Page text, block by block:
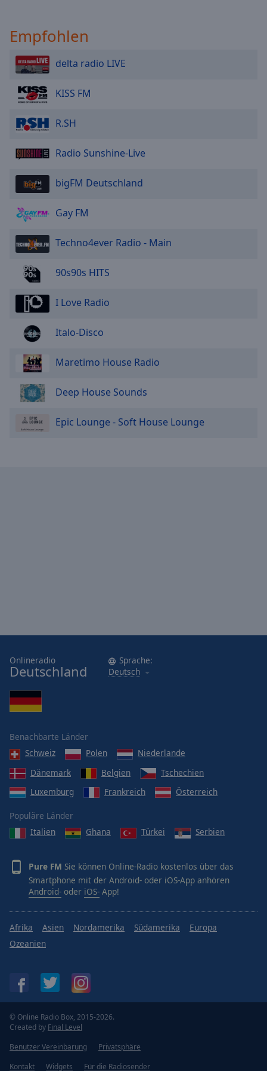
Empfohlen
delta radio LIVE
KISS FM
R.SH
Radio Sunshine-Live
bigFM Deutschland
Gay FM
Techno4ever Radio - Main
90s90s HITS
I Love Radio
Italo-Disco
Maretimo House Radio
Deep House Sounds
Epic Lounge - Soft House Lounge
Onlineradio
Deutschland
Sprache:
Deutsch
Benachbarte Länder
Schweiz
Polen
Niederlande
Dänemark
Belgien
Tschechien
Luxemburg
Frankreich Österreich
Populäre Länder
Italien
Ghana Türkei Serbien
Pure FM Sie können Online-Radio kostenlos über das
Smartphone mit der Android- oder iOS-App anhören
Android- oder iOS- App!
Afrika Asien Nordamerika Südamerika
Europa
Ozeanien
© Online Radio Box, 2015-2026.
Created by Final Level
Benutzer Vereinbarung
Privatsphäre
Kontakt
Widgets Für die Radiosender